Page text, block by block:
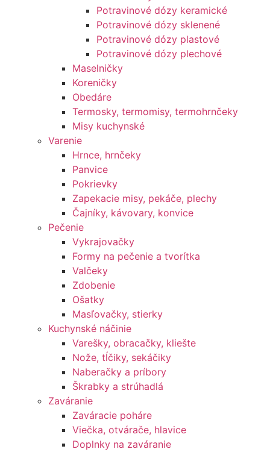
Potravinové dózy keramické
Potravinové dózy sklenené
Potravinové dózy plastové
Potravinové dózy plechové
Maselničky
Koreničky
Obedáre
Termosky, termomisy, termohrnčeky
Misy kuchynské
Varenie
Hrnce, hrnčeky
Panvice
Pokrievky
Zapekacie misy, pekáče, plechy
Čajníky, kávovary, konvice
Pečenie
Vykrajovačky
Formy na pečenie a tvorítka
Valčeky
Zdobenie
Ošatky
Masľovačky, stierky
Kuchynské náčinie
Varešky, obracačky, kliešte
Nože, tĺčiky, sekáčiky
Naberačky a príbory
Škrabky a strúhadlá
Zaváranie
Zaváracie poháre
Viečka, otvárače, hlavice
Doplnky na zaváranie